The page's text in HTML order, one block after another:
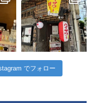
でフォロー